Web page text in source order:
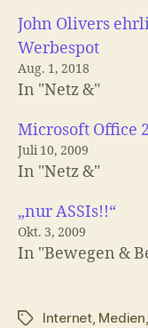
John Olivers
Werbespot
Aug. 1, 2018
In "Netz &"
Microsoft Office
Juli 10, 2009
In "Netz &"
„nur ASSIs!!“
Okt. 3, 2009
In "Bewegen &
Schlagwörter
Internet, Medien